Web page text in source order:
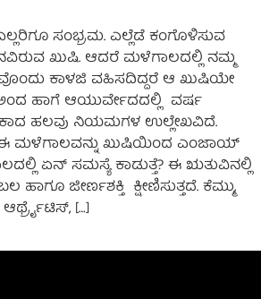
ಸಂಭ್ರಮ. ಎಲ್ಲೆಡೆ ಕಂಗೊಳಿಸುವ
ಖುಷಿ. ಆದರೆ ಮಳೆಗಾಲದಲ್ಲಿ ನಮ್ಮ
ಕಾಳಜಿ ವಹಿಸದಿದ್ದರೆ ಆ ಖುಷಿಯೇ
ಹಾಗೆ ಆಯುರ್ವೇದದಲ್ಲಿ ವರ್ಷ
ಹಲವು ನಿಯಮಗಳ ಉಲ್ಲೇಖವಿದೆ.
ಈ ಮಳೆಗಾಲವನ್ನು ಖುಷಿಯಿಂದ ಎಂಜಾಯ್
ಏನ್ ಸಮಸ್ಯೆ ಕಾಡುತ್ತೆ? ಈ ಋತುವಿನಲ್ಲಿ
ಹಾಗೂ ಜೀರ್ಣಶಕ್ತಿ ಕ್ಷೀಣಿಸುತ್ತದೆ. ಕೆಮ್ಮು,
[…]